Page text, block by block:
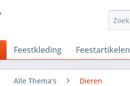
Feestkleding Feestartikelen
Alle Thema's Dieren